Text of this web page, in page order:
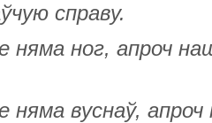
справу.
няма ног, апроч
няма вуснаў,